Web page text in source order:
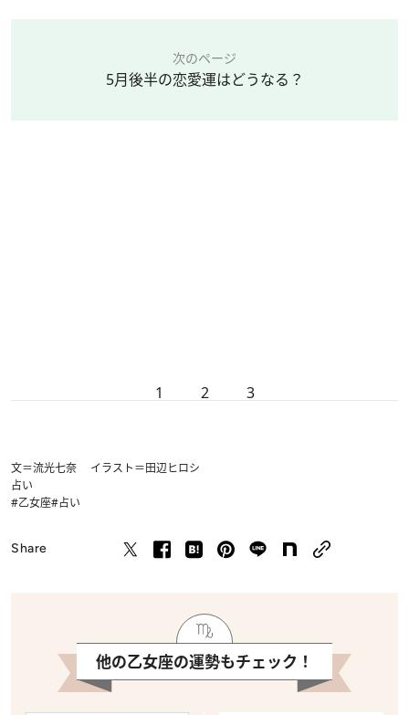
次のページ
5月後半の恋愛運はどうなる？
1 2 3
文＝流光七奈 イラスト＝田辺ヒロシ
占い
#乙女座#占い
Share
他の乙女座の運勢もチェック！